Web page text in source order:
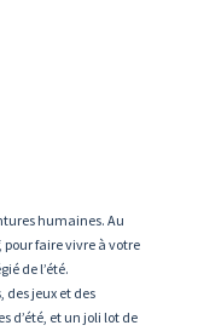
humaines. Au
faire vivre à votre
de l’été.
des jeux et des
d’été, et un joli lot de